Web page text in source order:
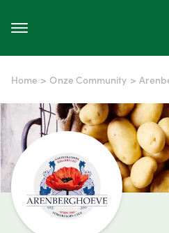
Home > Onze Community >